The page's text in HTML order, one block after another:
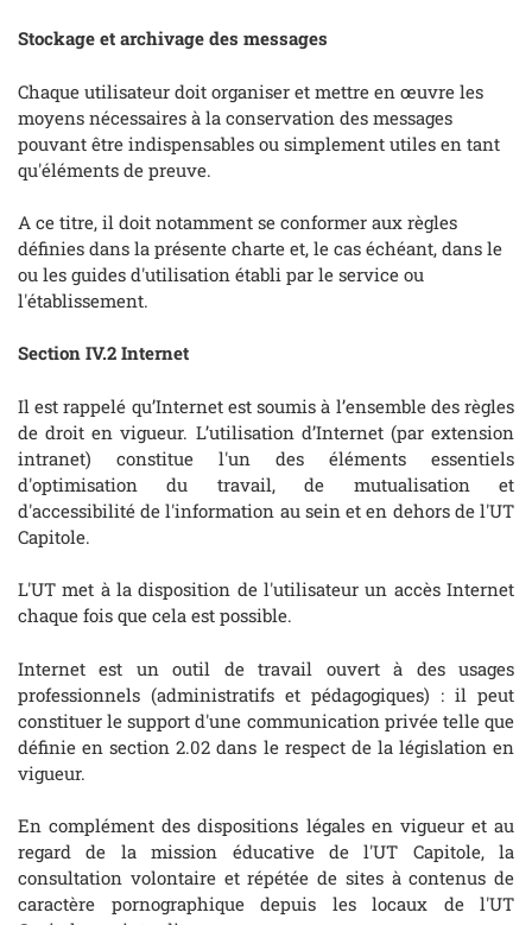
Stockage et archivage des messages
Chaque utilisateur doit organiser et mettre en œuvre les
moyens nécessaires à la conservation des messages
pouvant être indispensables ou simplement utiles en tant
qu'éléments de preuve.
A ce titre, il doit notamment se conformer aux règles
définies dans la présente charte et, le cas échéant, dans le
ou les guides d'utilisation établi par le service ou
l'établissement.
Section IV.2 Internet
Il est rappelé qu’Internet est soumis à l’ensemble des règles
de droit en vigueur. L’utilisation d’Internet (par extension
intranet) constitue l'un des éléments essentiels
d'optimisation du travail, de mutualisation et
d'accessibilité de l'information au sein et en dehors de l'UT
Capitole.
L'UT met à la disposition de l'utilisateur un accès Internet
chaque fois que cela est possible.
Internet est un outil de travail ouvert à des usages
professionnels (administratifs et pédagogiques) : il peut
constituer le support d'une communication privée telle que
définie en section 2.02 dans le respect de la législation en
vigueur.
En complément des dispositions légales en vigueur et au
regard de la mission éducative de l'UT Capitole, la
consultation volontaire et répétée de sites à contenus de
caractère pornographique depuis les locaux de l'UT